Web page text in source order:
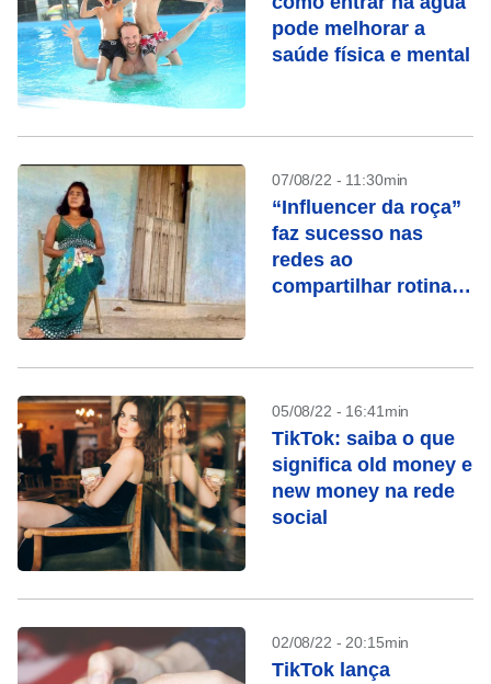
pode melhorar a
saúde física e mental
07/08/22 - 11:30min
“Influencer da roça”
faz sucesso nas
redes ao
compartilhar rotina
05/08/22 - 16:41min
TikTok: saiba o que
significa old money e
new money na rede
social
02/08/22 - 20:15min
TikTok lança